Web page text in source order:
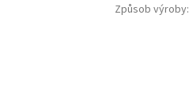
Způsob výroby: